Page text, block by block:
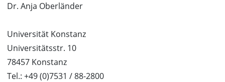
Dr. Anja Oberländer
Universität Konstanz
Universitätsstr. 10
78457 Konstanz
Tel.: +49 (0)7531 / 88-2800